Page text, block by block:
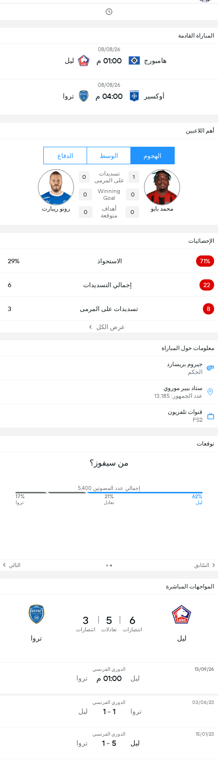
المباراة القادمة
هامبورج
08/08/26
01:00 م ليل
أوكسير
08/08/26
04:00 م تروا
أهم اللاعبين
الهجوم الوسط الدفاع
محمد بايو
1
تسديدات
على المرمى
0
0
Winning
Goal
0
0
أهداف
متوقعة
0 رونو ريبارت
الإحصائيات
71% الاستحواذ 29%
22 إجمالي التسديدات 6
8 تسديدات على المرمى 3
عرض الكل
معلومات حول المباراة
جيروم بريسارد
الحكم
ستاد بيير موروي
عدد الجمهور: 13,185
قنوات تلفزيون
FS2
توقعات
من سيفوز؟
إجمالي عدد المصوتين 5,400
62%
ليل
21%
تعادل
17%
تروا
السّابق التالي
المواجهات المباشرة
ليل
6
انتصارات
5
تعادلات
3
انتصارات
تروا
ليل
الدوري الفرنسي
01:00 م تروا
13/09/26
تروا
الدوري الفرنسي
1 - 1 ليل
03/06/23
ليل
الدوري الفرنسي
5 - 1 تروا
15/01/23